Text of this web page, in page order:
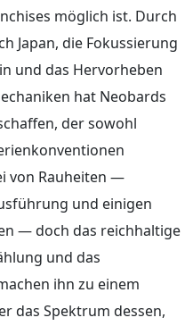
möglich ist. Durch
Japan, die Fokussierung
und das Hervorheben
hat Neobards
der sowohl
von Rauheiten —
und einigen
— doch das reichhaltige
und das
ihn zu einem
das Spektrum dessen,